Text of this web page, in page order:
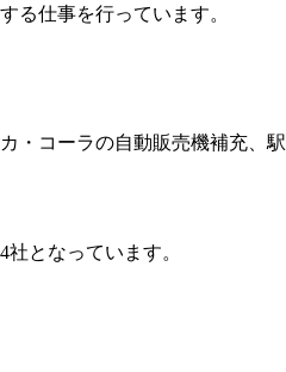
る仕事を行っています。
・コーラの自動販売機補充、駅
となっています。